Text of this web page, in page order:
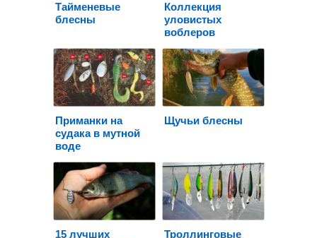
Тайменевые
блесны
Коллекция
уловистых
воблеров
Приманки на
судака в мутной
воде
Щучьи блесны
15 лучших
Троллинговые